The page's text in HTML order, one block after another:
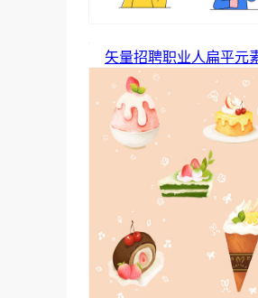
矢量招聘职业人扁平元